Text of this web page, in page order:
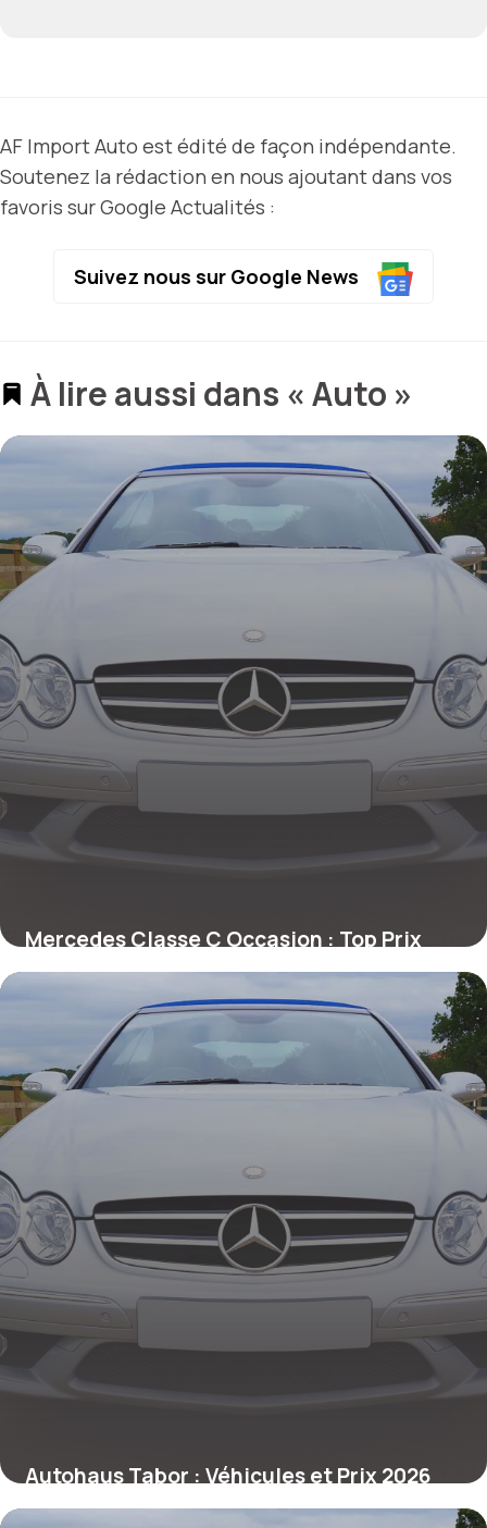
AF Import Auto est édité de façon indépendante.
Soutenez la rédaction en nous ajoutant dans vos
favoris sur Google Actualités :
Suivez nous sur Google News
À lire aussi dans « Auto »
Mercedes Classe C Occasion : Top Prix
2026
Autohaus Tabor : Véhicules et Prix 2026
2 juillet 2026